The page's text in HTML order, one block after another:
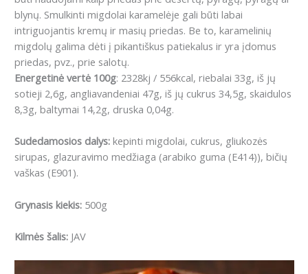
blynų. Smulkinti migdolai karamelėje gali būti labai
intriguojantis kremų ir masių priedas. Be to, karamelinių
migdolų galima dėti į pikantiškus patiekalus ir yra įdomus
priedas, pvz., prie salotų.
Energetinė vertė 100g: 2328kj / 556kcal, riebalai 33g, iš jų
sotieji 2,6g, angliavandeniai 47g, iš jų cukrus 34,5g, skaidulos
8,3g, baltymai 14,2g, druska 0,04g.
Sudedamosios dalys: kepinti migdolai, cukrus, gliukozės
sirupas, glazuravimo medžiaga (arabiko guma (E414)), bičių
vaškas (E901).
Grynasis kiekis: 500g
Kilmės šalis: JAV